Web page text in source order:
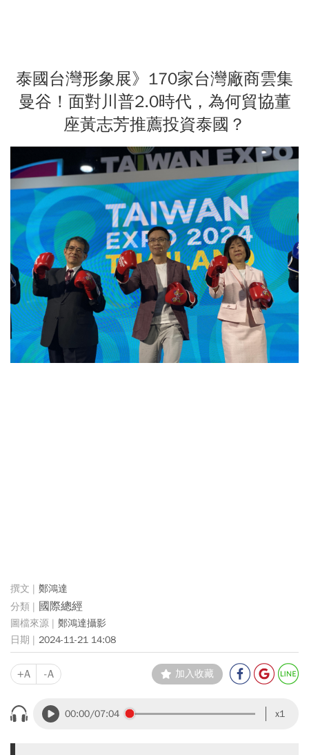
泰國台灣形象展》170家台灣廠商雲集
曼谷！面對川普2.0時代，為何貿協董
座黃志芳推薦投資泰國？
鄭鴻達
國際總經
鄭鴻達攝影
2024-11-21 14:08
+A -A 加入收藏
00:00/07:04 x1